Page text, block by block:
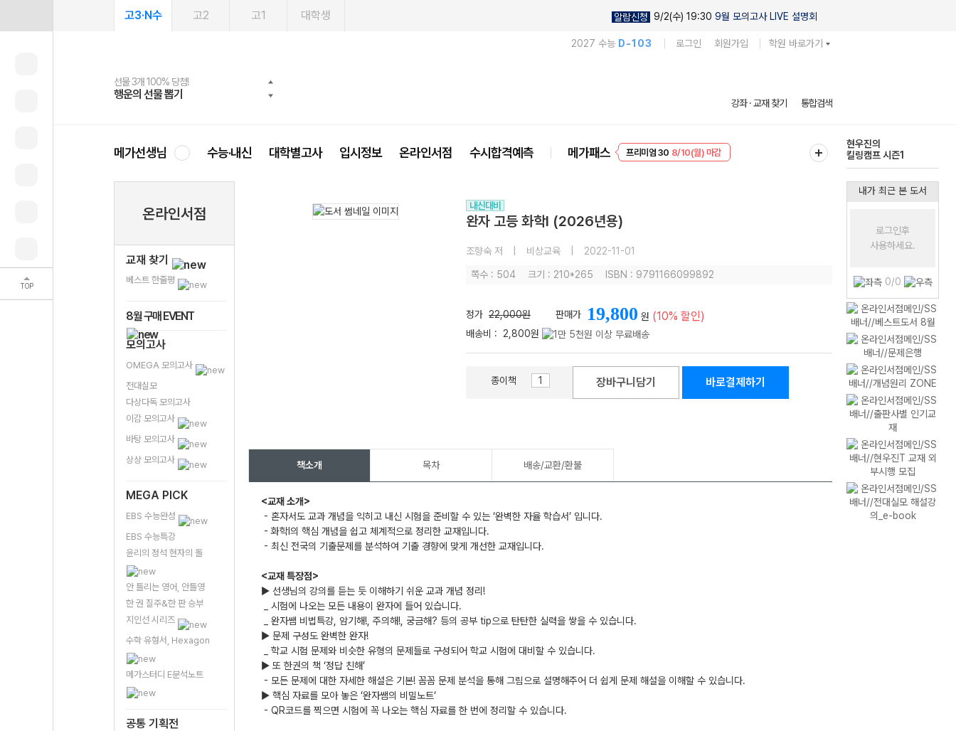
TOP
고3·N수 고2 고1 대학생 알람신청 9/2(수) 19:30 9월 모의고사 LIVE 설명회
2027 수능 D-103 로그인 회원가입 학원 바로가기
선물 3개 100% 당첨!
행운의 선물 뽑기
선물 100% 증정!
메가스터디 X 올리브
여름방학 스터디 캐시백
메가런 썸머스쿨
2027 러셀 단과
강사 공개선발
스마트러닝앱
설문 EVENT
메가패스
3일 무료 체험권
메가패스 수강생 무료혜택!
메가클럽 멤버십
사회공헌 캠페인
희망이룸 메가나눔
강좌 · 교재 찾기 통합검색
메가선생님 수능·내신 대학별고사 입시정보 온라인서점 수시합격예측 메가패스
프리미엄 30 8/10(월) 마감
현우진의
킬링캠프 시즌1
온라인서점
교재 찾기
베스트 한줄평
8월 구매 EVENT
모의고사
OMEGA 모의고사
전대실모
다상다독 모의고사
이감 모의고사
바탕 모의고사
상상 모의고사
MEGA PICK
EBS 수능완성
EBS 수능특강
윤리의 정석 현자의 돌
안 틀리는 영어, 안틀영
한 권 질주&한 판 승부
지인선 시리즈
수학 유형서, Hexagon
메가스터디 E분석노트
공통 기획전
내신대비
완자 고등 화학I (2026년용)
조향숙 저 비상교육 2022-11-01
쪽수 : 504 크기 : 210*265 ISBN : 9791166099892
정가 22,000원 판매가 19,800 원 (10% 할인)
배송비 : 2,800원
종이책 장바구니담기 바로결제하기
책소개 목차 배송/교환/환불
<교재 소개>
- 혼자서도 교과 개념을 익히고 내신 시험을 준비할 수 있는 ‘완벽한 자율 학습서’ 입니다.
- 화학Ⅰ의 핵심 개념을 쉽고 체계적으로 정리한 교재입니다.
- 최신 전국의 기출문제를 분석하여 기출 경향에 맞게 개선한 교재입니다.
<교재 특장점>
▶ 선생님의 강의를 듣는 듯 이해하기 쉬운 교과 개념 정리!
_ 시험에 나오는 모든 내용이 완자에 들어 있습니다.
_ 완자쌤 비법특강, 암기해!, 주의해!, 궁금해? 등의 공부 tip으로 탄탄한 실력을 쌓을 수 있습니다.
▶ 문제 구성도 완벽한 완자!
_ 학교 시험 문제와 비슷한 유형의 문제들로 구성되어 학교 시험에 대비할 수 있습니다.
▶ 또 한권의 책 ‘정답 친해’
- 모든 문제에 대한 자세한 해설은 기본! 꼼꼼 문제 분석을 통해 그림으로 설명해주어 더 쉽게 문제 해설을 이해할 수 있습니다.
▶ 핵심 자료를 모아 놓은 ‘완자쌤의 비밀노트‘
- QR코드를 찍으면 시험에 꼭 나오는 핵심 자료를 한 번에 정리할 수 있습니다.
내가 최근 본 도서
로그인후
사용하세요.
0/0